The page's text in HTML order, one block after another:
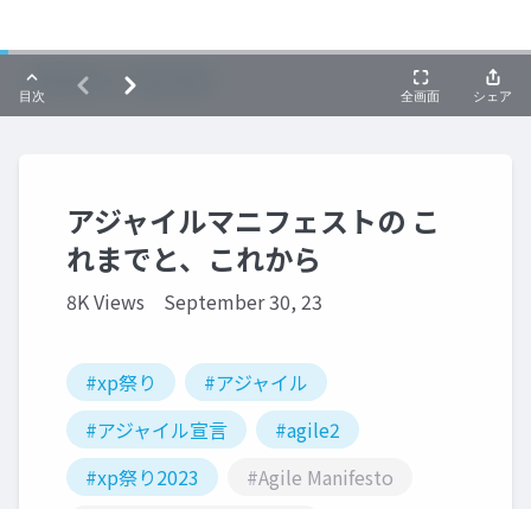
アジャイルマニフェストの こ
れまでと、これから
8K Views September 30, 23
#xp祭り
#アジャイル
#アジャイル宣言
#agile2
#xp祭り2023
#Agile Manifesto